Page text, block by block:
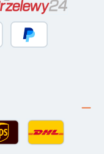
Przelewy24